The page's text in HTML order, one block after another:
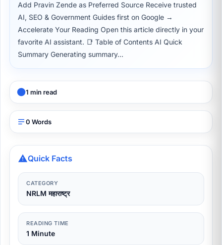
Add Pravin Zende as Preferred Source Receive trusted
AI, SEO & Government Guides first on Google →
Accelerate Your Reading Open this article directly in your
favorite AI assistant. 📑 Table of Contents AI Quick
Summary Generating summary...
1 min read
0 Words
Quick Facts
CATEGORY
NRLM महाराष्ट्र
READING TIME
1 Minute